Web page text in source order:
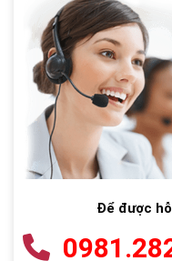
Để được